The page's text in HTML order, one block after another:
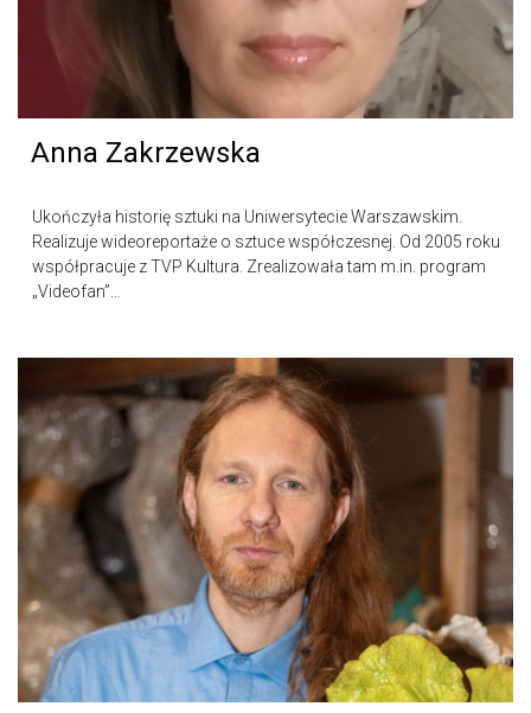
Anna Zakrzewska
Ukończyła historię sztuki na Uniwersytecie Warszawskim.
Realizuje wideoreportaże o sztuce współczesnej. Od 2005 roku
współpracuje z TVP Kultura. Zrealizowała tam m.in. program
„Videofan”…